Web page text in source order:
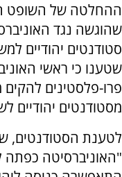
ההחלטה של השופט
שהוגשה נגד
סטודנטים יהודיים
שטענו כי ראשי
פרו-פלסטינים
מסטודנטים יהודיים
לטענת הסטודנטים,
"האוניברסיטה כפתה